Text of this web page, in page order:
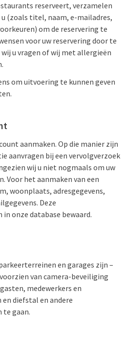
reserveert, verzamelen
(zoals titel, naam, e-mailadres,
om de reservering te
voor uw reservering door te
u vragen of wij met allergieën
om uitvoering te kunnen geven
aanmaken. Op die manier zijn
aanvragen bij een vervolgverzoek
wij u niet nogmaals om uw
Voor het aanmaken van een
woonplaats, adresgegevens,
Deze
onze database bewaard.
en garages zijn –
van camera-beveiliging
medewerkers en
diefstal en andere
gaan.